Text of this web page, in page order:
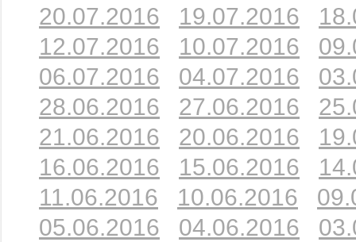
20.07.2016
19.07.2016
12.07.2016
10.07.2016
06.07.2016
04.07.2016
28.06.2016
27.06.2016
21.06.2016
20.06.2016
16.06.2016
15.06.2016
11.06.2016
10.06.2016
05.06.2016
04.06.2016